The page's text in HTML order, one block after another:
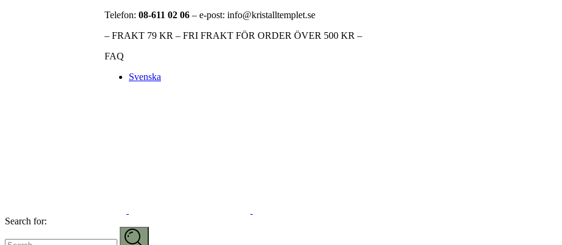
Telefon: 08-611 02 06 – e-post: info@kristalltemplet.se
– FRAKT 79 KR – FRI FRAKT FÖR ORDER ÖVER 500 KR –
FAQ
Svenska
Search for: